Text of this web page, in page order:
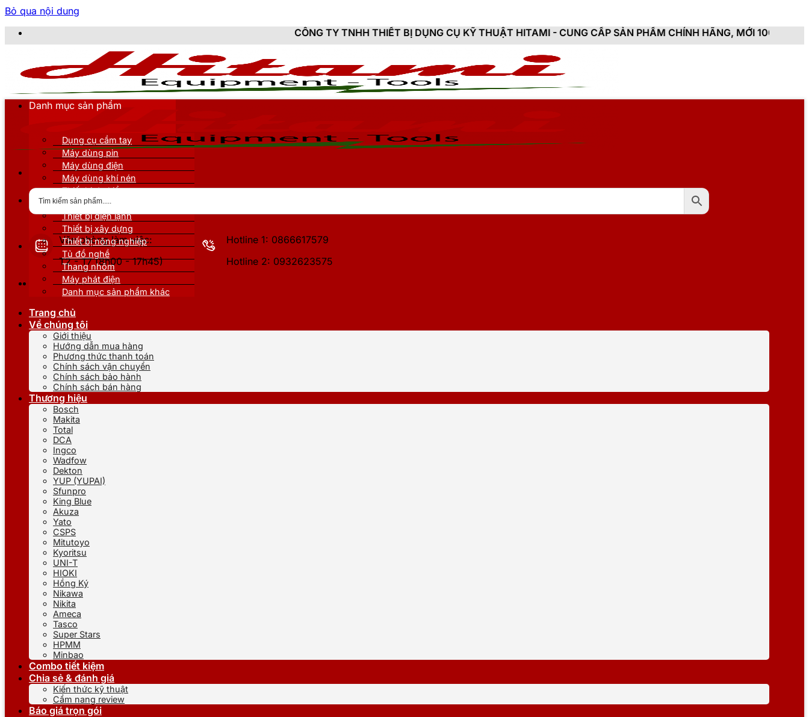
Bỏ qua nội dung
CÔNG TY TNHH THIẾT BỊ DỤNG CỤ KỸ THUẬT HITAMI - CUNG CẤP SẢN PHẨM CHÍNH HÃNG, MỚI 100%, ĐẦY ĐỦ CHỨNG
Văn phòng làm việc:
T2 - T7 (8h00 - 17h45)
Hotline 1: 0866617579
Hotline 2: 0932623575
Danh mục sản phẩm
Dụng cụ cầm tay
Máy dùng pin
Máy dùng điện
Máy dùng khí nén
Thiết bị đo kiểm
Thiết bị nâng đỡ
Thiết bị điện lạnh
Thiết bị xây dựng
Thiết bị nông nghiệp
Tủ đồ nghề
Thang nhôm
Máy phát điện
Danh mục sản phẩm khác
Trang chủ
Về chúng tôi
Giới thiệu
Hướng dẫn mua hàng
Phương thức thanh toán
Chính sách vận chuyển
Chính sách bảo hành
Chính sách bán hàng
Thương hiệu
Bosch
Makita
Total
DCA
Ingco
Wadfow
Dekton
YUP (YUPAI)
Sfunpro
King Blue
Akuza
Yato
CSPS
Mitutoyo
Kyoritsu
UNI-T
HIOKI
Hồng Ký
Nikawa
Nikita
Ameca
Tasco
Super Stars
HPMM
Minbao
Combo tiết kiệm
Chia sẻ & đánh giá
Kiến thức kỹ thuật
Cẩm nang review
Báo giá trọn gói